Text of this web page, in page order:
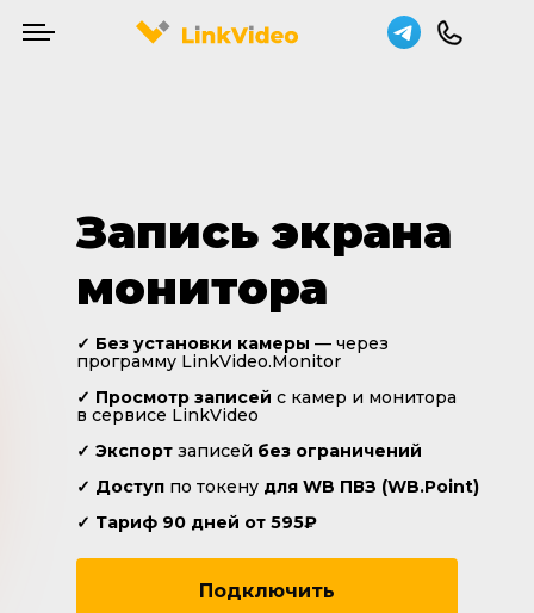
Запись экрана
монитора
✓ Без установки камеры — через
программу LinkVideo.Monitor
✓ Просмотр записей с камер и монитора
в сервисе LinkVideo
✓ Экспорт записей без ограничений
✓ Доступ по токену для WB ПВЗ (WB.Point)
✓ Тариф 90 дней от 595₽
Подключить